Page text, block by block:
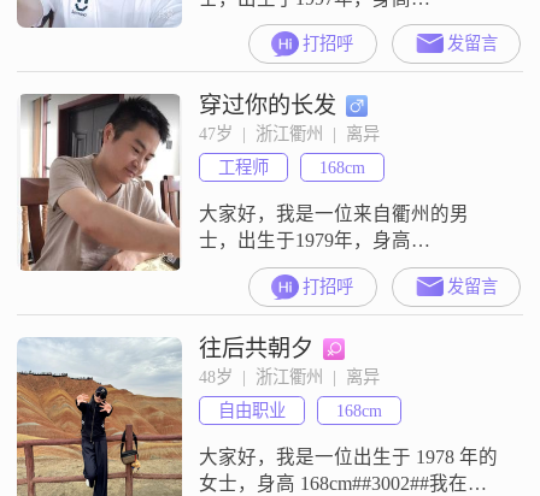
174cm##3002##目前，我的月收入在
5001到8000元之间，虽然不是特别
高，但也能保证基本的生活需求
##3002##我的学历是中专，虽然在
学术上没有太多的追求，但我一直
在努力提升自己的专业技能和工作
能力##3002##性格方面，我比较随
和，容易相处##30
打招呼 发留言
穿过你的长发
47岁  |  浙江衢州  |  离异
工程师
168cm
大家好，我是一位来自衢州的男
士，出生于1979年，身高
168cm##3002##我在工作中努力进
取，目前月收入在10001到20000元
之间##3002##情绪稳定，有事业
心，有时间会去旅游打卡，希望遇
到一个三观正有共同话题的女神处
对象##3002##请各位女王聊天之前
看资料，谨慎招呼，纯聊天
##3001##出老千等请
打招呼 发留言
往后共朝夕
48岁  |  浙江衢州  |  离异
自由职业
168cm
大家好，我是一位出生于 1978 年的
女士，身高 168cm##3002##我在衢